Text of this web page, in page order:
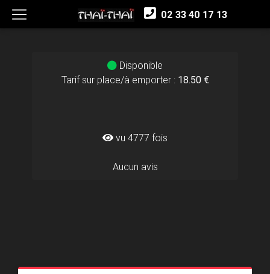
02 33 40 17 13
Disponible
Tarif sur place/à emporter : 18.50 €
vu 4777 fois
Aucun avis